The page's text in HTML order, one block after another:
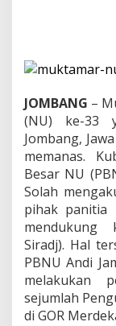
JOMBANG –
(NU) ke-33
Jombang,
memanas.
Besar NU
Solah
pihak panitia
Siradj). Hal
PBNU Andi
melakukan
sejumlah
di GOR